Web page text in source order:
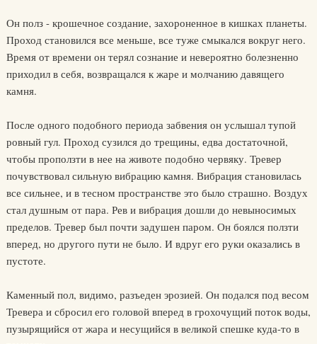
Он полз - крошечное создание, захороненное в кишках планеты.
Проход становился все меньше, все туже смыкался вокруг него.
Время от времени он терял сознание и невероятно болезненно
приходил в себя, возвращался к жаре и молчанию давящего
камня.
После одного подобного периода забвения он услышал тупой
ровный гул. Проход сузился до трещины, едва достаточной,
чтобы проползти в нее на животе подобно червяку. Тревер
почувствовал сильную вибрацию камня. Вибрация становилась
все сильнее, и в тесном пространстве это было страшно. Воздух
стал душным от пара. Рев и вибрация дошли до невыносимых
пределов. Тревер был почти задушен паром. Он боялся ползти
вперед, но другого пути не было. И вдруг его руки оказались в
пустоте.
Каменный пол, видимо, разъеден эрозией. Он подался под весом
Тревера и сбросил его головой вперед в грохочущий поток воды,
пузырящийся от жара и несущийся в великой спешке куда-то в